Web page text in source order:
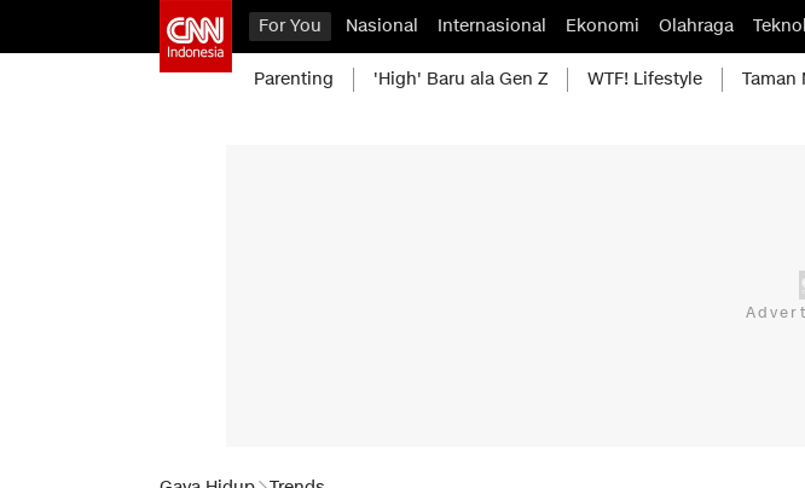
For You Nasional Internasional Ekonomi Olahraga
Parenting 'High' Baru ala Gen Z WTF! Lifestyle Taman